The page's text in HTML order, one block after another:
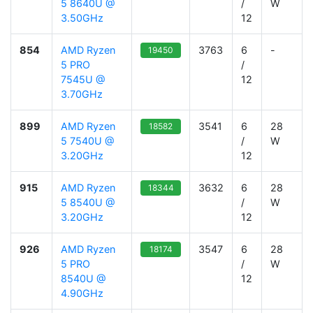
5 8640U @
3.50GHz
/
12
W
854
AMD Ryzen
5 PRO
7545U @
3.70GHz
19450 3763
6
/
12
-
899
AMD Ryzen
5 7540U @
3.20GHz
18582 3541
6
/
12
28
W
915
AMD Ryzen
5 8540U @
3.20GHz
18344 3632
6
/
12
28
W
926
AMD Ryzen
5 PRO
8540U @
4.90GHz
18174 3547
6
/
12
28
W